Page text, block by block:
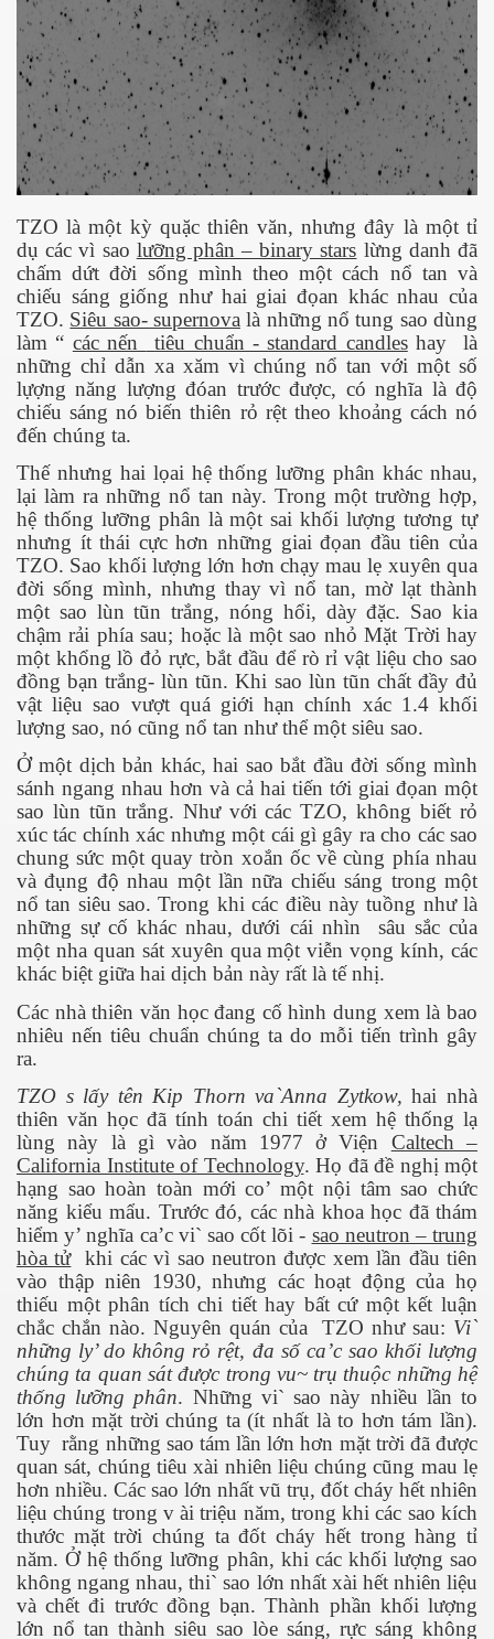
TZO là một kỳ quặc thiên văn, nhưng đây là một tỉ
dụ các vì sao lưỡng phân – binary stars lừng danh đã
chấm dứt đời sống mình theo một cách nổ tan và
chiếu sáng giống như hai giai đọan khác nhau của
TZO. Siêu sao- supernova là những nổ tung sao dùng
làm “ các nến tiêu chuẩn - standard candleshay
là
những chỉ dẫn xa xăm vì chúng nổ tan với một số
lựợng năng lượng đóan trước được, có nghĩa là độ
chiếu sáng nó biến thiên rỏ rệt theo khoảng cách nó
đến chúng ta.
Thế nhưng hai lọai hệ thống lưỡng phân khác nhau,
lại làm ra những nổ tan này. Trong một trường hợp,
hệ thống lưỡng phân là một sai khối lượng tương tự
nhưng ít thái cực hơn những giai đọan đầu tiên của
TZO. Sao khối lượng lớn hơn chạy mau lẹ xuyên qua
đời sống mình, nhưng thay vì nổ tan, mờ lạt thành
một sao lùn tũn trắng, nóng hổi, dày đặc. Sao kia
chậm rải phía sau; hoặc là một sao nhỏ Mặt Trời hay
một khổng lồ đỏ rực, bắt đầu để rò rỉ vật liệu cho sao
đồng bạn trắng- lùn tũn. Khi sao lùn tũn chất đầy đủ
vật liệu sao vượt quá giới hạn chính xác 1.4 khối
lượng sao, nó cũng nổ tan như thể một siêu sao.
Ở một dịch bản khác, hai sao bắt đầu đời sống mình
sánh ngang nhau hơn và cả hai tiến tới giai đọan một
sao lùn tũn trắng. Như với các TZO, không biết rỏ
xúc tác chính xác nhưng một cái gì gây ra cho các sao
chung sức một quay tròn xoắn ốc về cùng phía nhau
và đụng độ nhau một lần nữa chiếu sáng trong một
nổ tan siêu sao. Trong khi các điều này tuồng như là
những sự cố khác nhau, dưới cái nhìn
sâu sắc của
một nha quan sát xuyên qua một viễn vọng kính, các
khác biệt giữa hai dịch bản này rất là tế nhị.
Các nhà thiên văn học đang cố hình dung xem là bao
nhiêu nến tiêu chuẩn chúng ta do mỗi tiến trình gây
ra.
TZO s lấy tên Kip Thorn va`Anna Zytkow, hai nhà
thiên văn học đã tính toán chi tiết xem hệ thống lạ
lùng này là gì vào năm 1977 ở Viện Caltech –
California Institute of Technology. Họ đã đề nghị một
hạng sao hoàn toàn mới co’ một nội tâm sao chức
năng kiểu mẩu. Trước đó, các nhà khoa học đã thám
hiểm y’ nghĩa ca’c vi` sao cốt lõi - sao neutron – trung
hòa tử
khi các vì sao neutron được xem lần đầu tiên
vào thập niên 1930, nhưng các hoạt động của họ
thiếu một phân tích chi tiết hay bất cứ một kết luận
chắc chắn nào. Nguyên quán của
TZO như sau: Vi`
những ly’ do không rỏ rệt, đa số ca’c sao khối lượng
chúng ta quan sát được trong vu~ trụ thuộc những hệ
thống lưỡng phân. Những vi` sao này nhiều lần to
lớn hơn mặt trời chúng ta (ít nhất là to hơn tám lần).
Tuy rằng những sao tám lần lớn hơn mặt trời đã được
quan sát, chúng tiêu xài nhiên liệu chúng cũng mau lẹ
hơn nhiều. Các sao lớn nhất vũ trụ, đốt cháy hết nhiên
liệu chúng trong v ài triệu năm, trong khi các sao kích
thước mặt trời chúng ta đốt cháy hết trong hàng tỉ
năm. Ở hệ thống lưỡng phân, khi các khối lượng sao
không ngang nhau, thi` sao lớn nhất xài hết nhiên liệu
và chết đi trước đồng bạn. Thành phần khối lượng
lớn nổ tan thành siêu sao lòe sáng, rực sáng không
núp
nay
và ĐBCL